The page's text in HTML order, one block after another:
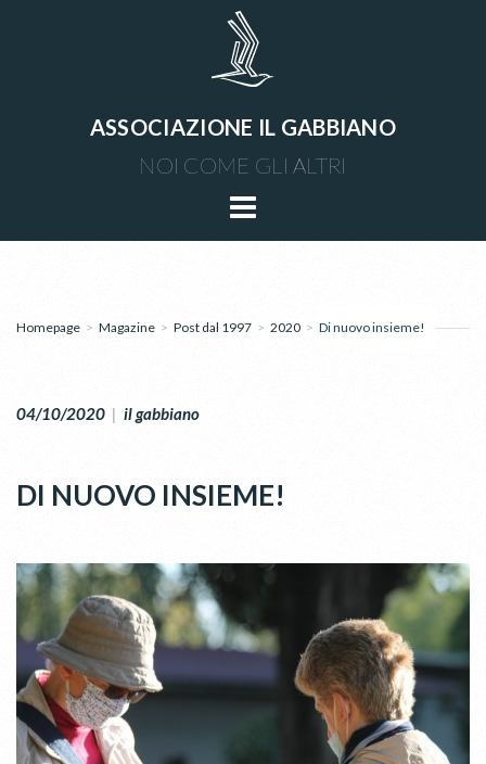
ASSOCIAZIONE IL GABBIANO
NOI COME GLI ALTRI
Homepage > Magazine > Post dal 1997 > 2020 > Di nuovo insieme!
04/10/2020 | il gabbiano
DI NUOVO INSIEME!